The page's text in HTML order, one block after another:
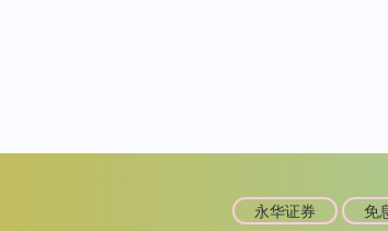
永华证券 免